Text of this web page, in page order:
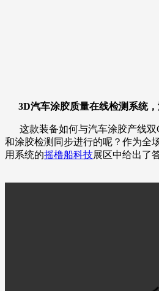
3D汽车涂胶质量在线检测系统
这款装备如何与汽车涂胶产线双
和涂胶检测同步进行的呢？作为全
用系统的摇橹船科技展区中给出了